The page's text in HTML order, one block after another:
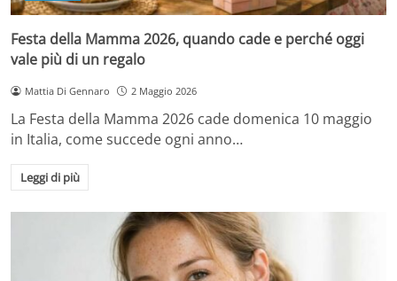
Festa della Mamma 2026, quando cade e perché oggi
vale più di un regalo
Mattia Di Gennaro 2 Maggio 2026
La Festa della Mamma 2026 cade domenica 10 maggio
in Italia, come succede ogni anno…
Leggi di più